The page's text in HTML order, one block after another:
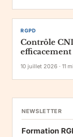
RGPD
Contrôle
efficacement
10 juillet 2026 · 11
NEWSLETTER
Formation